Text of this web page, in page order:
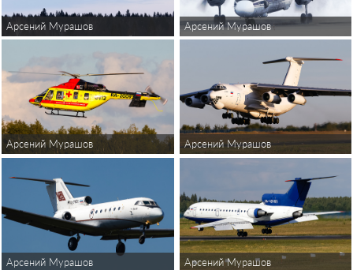
Арсений Мурашов Арсений Мурашов
Арсений Мурашов Арсений Мурашов
Арсений Мурашов Арсений Мурашов